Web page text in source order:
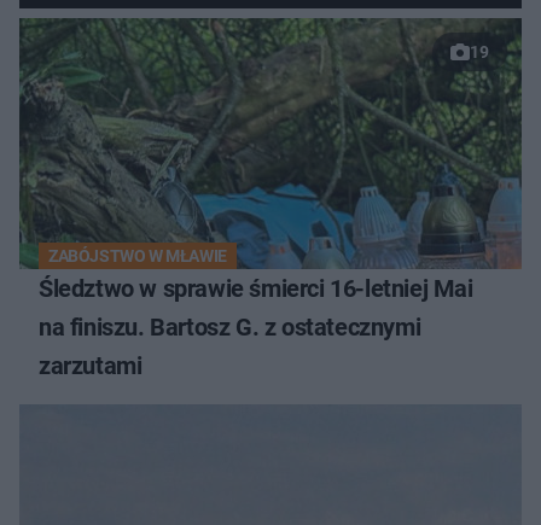
19
ZABÓJSTWO W MŁAWIE
Śledztwo w sprawie śmierci 16-letniej Mai
na finiszu. Bartosz G. z ostatecznymi
zarzutami